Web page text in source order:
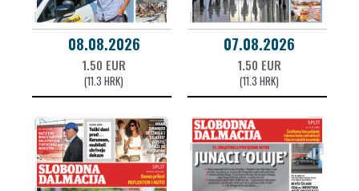
08.08.2026
1.50 EUR
(11.3 HRK)
07.08.2026
1.50 EUR
(11.3 HRK)